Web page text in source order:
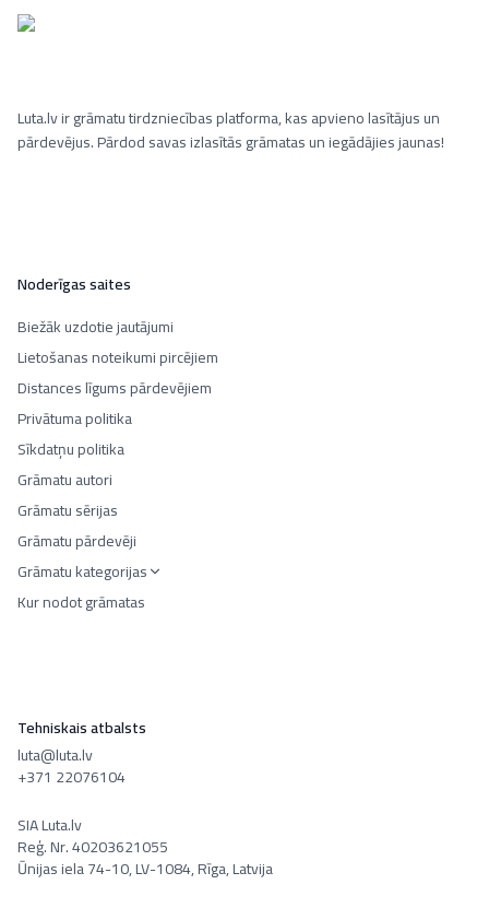
Luta.lv ir grāmatu tirdzniecības platforma, kas apvieno lasītājus un
pārdevējus. Pārdod savas izlasītās grāmatas un iegādājies jaunas!
Noderīgas saites
Biežāk uzdotie jautājumi
Lietošanas noteikumi pircējiem
Distances līgums pārdevējiem
Privātuma politika
Sīkdatņu politika
Grāmatu autori
Grāmatu sērijas
Grāmatu pārdevēji
Grāmatu kategorijas
Kur nodot grāmatas
Tehniskais atbalsts
luta@luta.lv
+371 22076104
SIA Luta.lv
Reģ. Nr. 40203621055
Ūnijas iela 74-10, LV-1084, Rīga, Latvija